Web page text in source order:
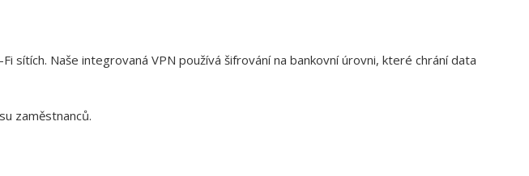
sítích. Naše integrovaná VPN používá šifrování na bankovní úrovni, které chrání data
zaměstnanců.